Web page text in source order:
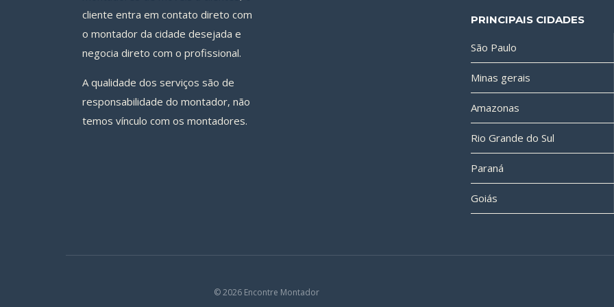
cliente entra em contato direto com
o montador da cidade desejada e
negocia direto com o profissional.
A qualidade dos serviços são de
responsabilidade do montador, não
temos vínculo com os montadores.
PRINCIPAIS CIDADES
São Paulo
Minas gerais
Amazonas
Rio Grande do Sul
Paraná
Goiás
© 2026 Encontre Montador